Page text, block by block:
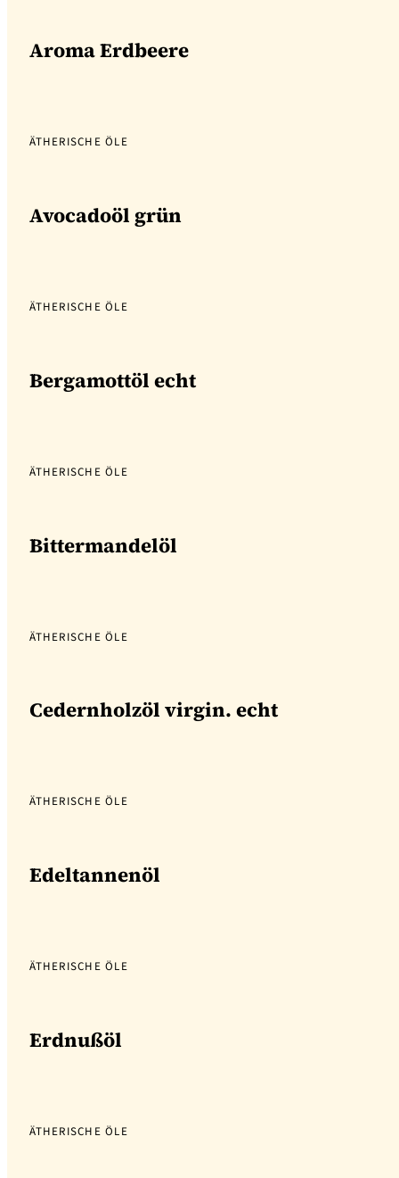
Aroma Erdbeere
ÄTHERISCHE ÖLE
Avocadoöl grün
ÄTHERISCHE ÖLE
Bergamottöl echt
ÄTHERISCHE ÖLE
Bittermandelöl
ÄTHERISCHE ÖLE
Cedernholzöl virgin. echt
ÄTHERISCHE ÖLE
Edeltannenöl
ÄTHERISCHE ÖLE
Erdnußöl
ÄTHERISCHE ÖLE